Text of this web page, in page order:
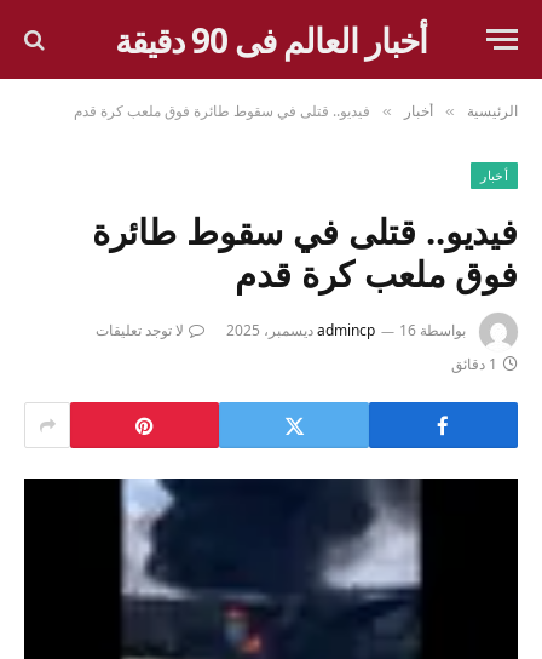
أخبار العالم فى 90 دقيقة
الرئيسية » أخبار » فيديو.. قتلى في سقوط طائرة فوق ملعب كرة قدم
أخبار
فيديو.. قتلى في سقوط طائرة
فوق ملعب كرة قدم
بواسطة admincp 16 ديسمبر، 2025
لا توجد تعليقات
1 دقائق